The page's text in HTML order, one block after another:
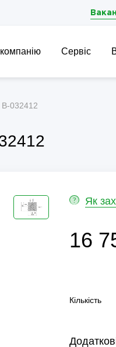
Сервіс
B-032412
? Як
16
Кількість